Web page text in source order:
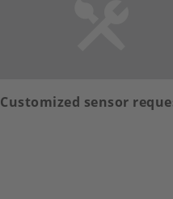
Customized sensor